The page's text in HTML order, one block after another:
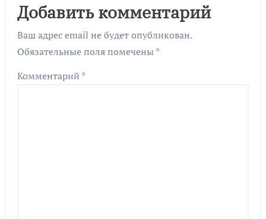
Добавить комментарий
Ваш адрес email не будет опубликован.
Обязательные поля помечены *
Комментарий *